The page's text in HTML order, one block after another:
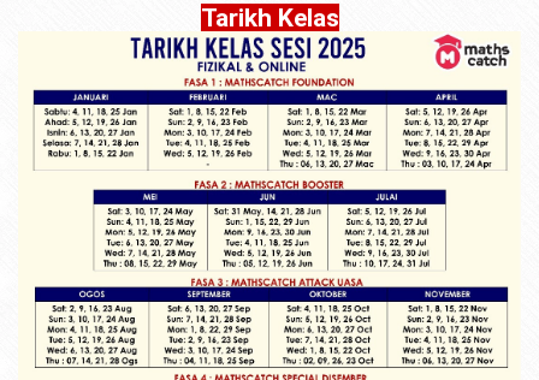
Tarikh Kelas